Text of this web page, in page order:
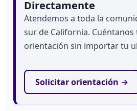
Directamente
Atendemos a toda la
sur de California. Cuéntanos
orientación sin importar tu
Solicitar orientación →